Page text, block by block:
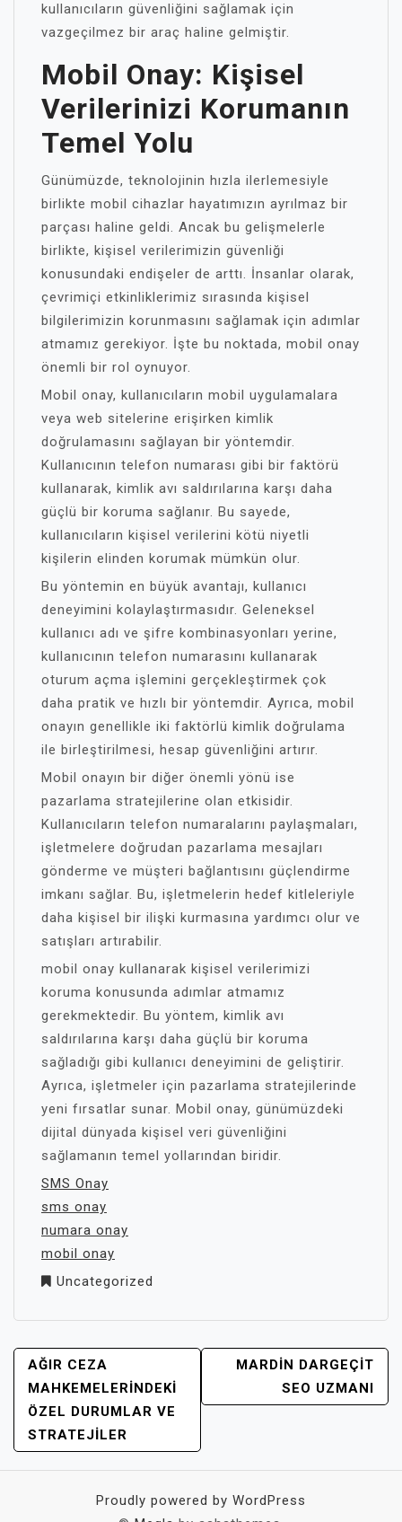
kullanıcıların güvenliğini sağlamak için
vazgeçilmez bir araç haline gelmiştir.
Mobil Onay: Kişisel
Verilerinizi Korumanın
Temel Yolu
Günümüzde, teknolojinin hızla ilerlemesiyle
birlikte mobil cihazlar hayatımızın ayrılmaz bir
parçası haline geldi. Ancak bu gelişmelerle
birlikte, kişisel verilerimizin güvenliği
konusundaki endişeler de arttı. İnsanlar olarak,
çevrimiçi etkinliklerimiz sırasında kişisel
bilgilerimizin korunmasını sağlamak için adımlar
atmamız gerekiyor. İşte bu noktada, mobil onay
önemli bir rol oynuyor.
Mobil onay, kullanıcıların mobil uygulamalara
veya web sitelerine erişirken kimlik
doğrulamasını sağlayan bir yöntemdir.
Kullanıcının telefon numarası gibi bir faktörü
kullanarak, kimlik avı saldırılarına karşı daha
güçlü bir koruma sağlanır. Bu sayede,
kullanıcıların kişisel verilerini kötü niyetli
kişilerin elinden korumak mümkün olur.
Bu yöntemin en büyük avantajı, kullanıcı
deneyimini kolaylaştırmasıdır. Geleneksel
kullanıcı adı ve şifre kombinasyonları yerine,
kullanıcının telefon numarasını kullanarak
oturum açma işlemini gerçekleştirmek çok
daha pratik ve hızlı bir yöntemdir. Ayrıca, mobil
onayın genellikle iki faktörlü kimlik doğrulama
ile birleştirilmesi, hesap güvenliğini artırır.
Mobil onayın bir diğer önemli yönü ise
pazarlama stratejilerine olan etkisidir.
Kullanıcıların telefon numaralarını paylaşmaları,
işletmelere doğrudan pazarlama mesajları
gönderme ve müşteri bağlantısını güçlendirme
imkanı sağlar. Bu, işletmelerin hedef kitleleriyle
daha kişisel bir ilişki kurmasına yardımcı olur ve
satışları artırabilir.
mobil onay kullanarak kişisel verilerimizi
koruma konusunda adımlar atmamız
gerekmektedir. Bu yöntem, kimlik avı
saldırılarına karşı daha güçlü bir koruma
sağladığı gibi kullanıcı deneyimini de geliştirir.
Ayrıca, işletmeler için pazarlama stratejilerinde
yeni fırsatlar sunar. Mobil onay, günümüzdeki
dijital dünyada kişisel veri güvenliğini
sağlamanın temel yollarından biridir.
SMS Onay
sms onay
numara onay
mobil onay
Uncategorized
YAZI
GEZINMESI
AĞIR CEZA
MAHKEMELERINDEKI
ÖZEL DURUMLAR VE
STRATEJILER
MARDIN DARGEÇIT
SEO UZMANI
Proudly powered by WordPress